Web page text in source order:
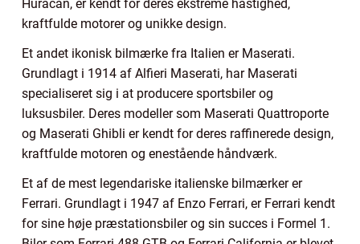
Huracán, er kendt for deres ekstreme hastighed,
kraftfulde motorer og unikke design.
Et andet ikonisk bilmærke fra Italien er Maserati.
Grundlagt i 1914 af Alfieri Maserati, har Maserati
specialiseret sig i at producere sportsbiler og
luksusbiler. Deres modeller som Maserati Quattroporte
og Maserati Ghibli er kendt for deres raffinerede design,
kraftfulde motoren og enestående håndværk.
Et af de mest legendariske italienske bilmærker er
Ferrari. Grundlagt i 1947 af Enzo Ferrari, er Ferrari kendt
for sine høje præstationsbiler og sin succes i Formel 1.